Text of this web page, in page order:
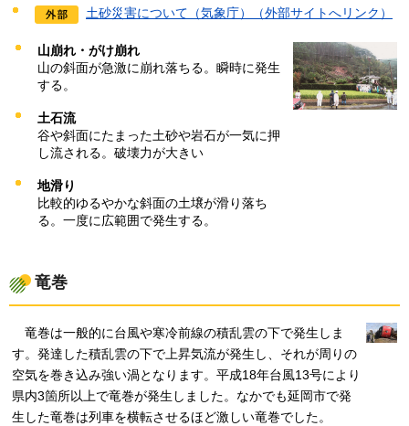
土砂災害について（気象庁）（外部サイトへリンク）
山崩れ・がけ崩れ
山の斜面が急激に崩れ落ちる。瞬時に発生
する。
土石流
谷や斜面にたまった土砂や岩石が一気に押
し流される。破壊力が大きい
地滑り
比較的ゆるやかな斜面の土壌が滑り落ち
る。一度に広範囲で発生する。
竜巻
竜巻は一般的に台風や寒冷前線の積乱雲の下で発生しま
す。発達した積乱雲の下で上昇気流が発生し、それが周りの
空気を巻き込み強い渦となります。平成18年台風13号により
県内3箇所以上で竜巻が発生しました。なかでも延岡市で発
生した竜巻は列車を横転させるほど激しい竜巻でした。